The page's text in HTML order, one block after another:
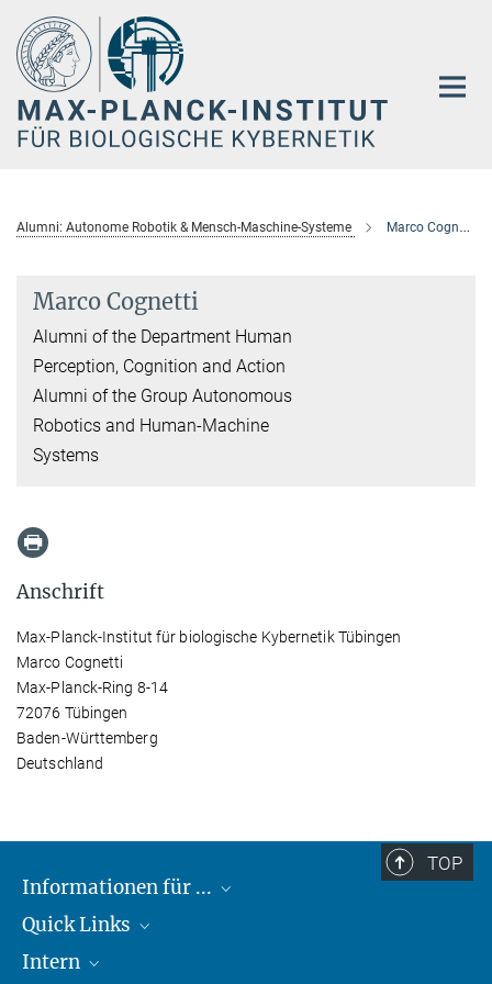
Hauptinhalt
Alumni: Autonome Robotik & Mensch-Maschine-Systeme Marco Cognetti
Marco Cognetti
Alumni of the Department Human
Perception, Cognition and Action
Alumni of the Group Autonomous
Robotics and Human-Machine
Systems
Anschrift
Max-Planck-Institut für biologische Kybernetik Tübingen
Marco Cognetti
Max-Planck-Ring 8-14
72076 Tübingen
Baden-Württemberg
Deutschland
TOP
Informationen für ...
Lieferanten
Studierende
Quick Links
Max-Planck-Gesellschaft
Intern